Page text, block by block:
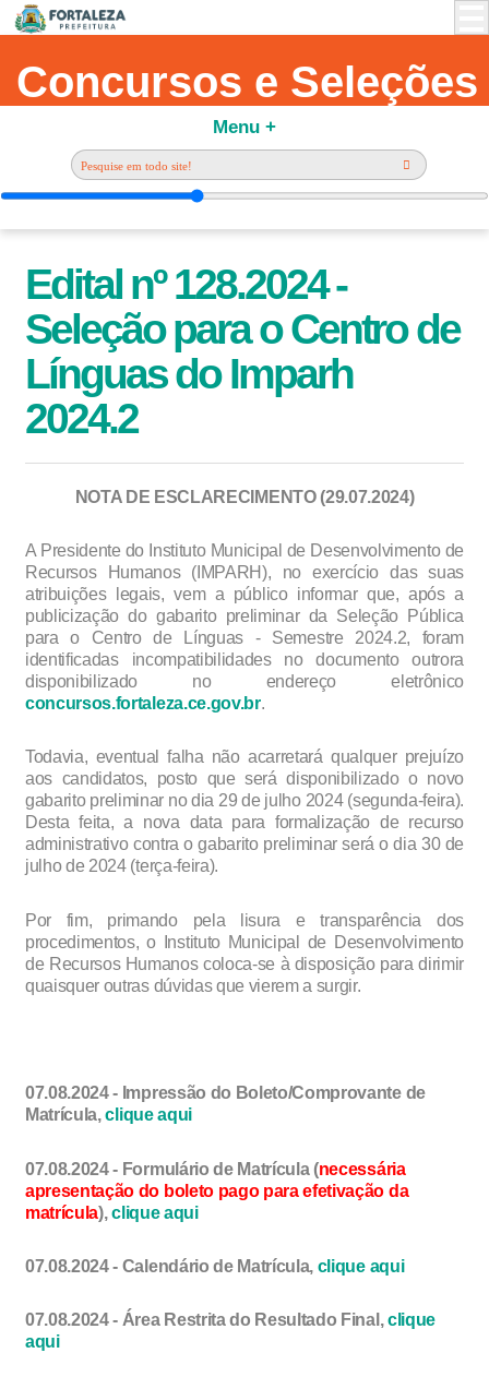
Concursos e Seleções
Menu +
Edital nº 128.2024 -
Seleção para o Centro de
Línguas do Imparh
2024.2
NOTA DE ESCLARECIMENTO (29.07.2024)
A Presidente do Instituto Municipal de Desenvolvimento de
Recursos Humanos (IMPARH), no exercício das suas
atribuições legais, vem a público informar que, após a
publicização do gabarito preliminar da Seleção Pública
para o Centro de Línguas - Semestre 2024.2, foram
identificadas incompatibilidades no documento outrora
disponibilizado no endereço eletrônico
concursos.fortaleza.ce.gov.br.
Todavia, eventual falha não acarretará qualquer prejuízo
aos candidatos, posto que será disponibilizado o novo
gabarito preliminar no dia 29 de julho 2024 (segunda-feira).
Desta feita, a nova data para formalização de recurso
administrativo contra o gabarito preliminar será o dia 30 de
julho de 2024 (terça-feira).
Por fim, primando pela lisura e transparência dos
procedimentos, o Instituto Municipal de Desenvolvimento
de Recursos Humanos coloca-se à disposição para dirimir
quaisquer outras dúvidas que vierem a surgir.
07.08.2024 - Impressão do Boleto/Comprovante de
Matrícula,clique aqui
07.08.2024 - Formulário de Matrícula (necessária
apresentação do boleto pago para efetivação da
matrícula),clique aqui
07.08.2024 - Calendário de Matrícula, clique aqui
07.08.2024 - Área Restrita do Resultado Final,clique
aqui